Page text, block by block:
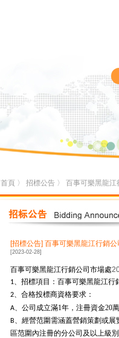
首頁 〉 招標公告 〉 百事可樂黑龍
[招標公告] 百事可樂黑龍江行銷
[2023-02-28]
百事可樂黑龍江行銷公司市場處
1、招標項目：百事可樂黑龍江行
2、合格投標商資格要求：
A、公司成立滿1年，注冊資金20
B、經營范圍需涵蓋營銷策劃或
區范圍內注冊的分公司及以上級